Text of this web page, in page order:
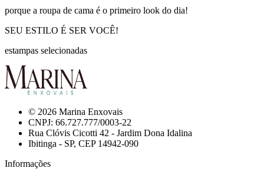
porque a roupa de cama é o primeiro look do dia!
SEU ESTILO É SER VOCÊ!
estampas selecionadas
© 2026 Marina Enxovais
CNPJ: 66.727.777/0003-22
Rua Clóvis Cicotti 42 - Jardim Dona Idalina
Ibitinga - SP, CEP 14942-090
Informações